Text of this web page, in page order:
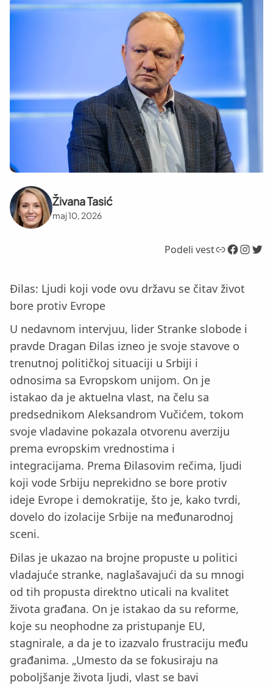
Živana Tasić
maj 10, 2026
Podeli vestLink Facebook InstagramTwitter
Đilas: Ljudi koji vode ovu državu se čitav život
bore protiv Evrope
U nedavnom intervjuu, lider Stranke slobode i
pravde Dragan Đilas izneo je svoje stavove o
trenutnoj političkoj situaciji u Srbiji i
odnosima sa Evropskom unijom. On je
istakao da je aktuelna vlast, na čelu sa
predsednikom Aleksandrom Vučićem, tokom
svoje vladavine pokazala otvorenu averziju
prema evropskim vrednostima i
integracijama. Prema Đilasovim rečima, ljudi
koji vode Srbiju neprekidno se bore protiv
ideje Evrope i demokratije, što je, kako tvrdi,
dovelo do izolacije Srbije na međunarodnoj
sceni.
Đilas je ukazao na brojne propuste u politici
vladajuće stranke, naglašavajući da su mnogi
od tih propusta direktno uticali na kvalitet
života građana. On je istakao da su reforme,
koje su neophodne za pristupanje EU,
stagnirale, a da je to izazvalo frustraciju među
građanima. „Umesto da se fokusiraju na
poboljšanje života ljudi, vlast se bavi